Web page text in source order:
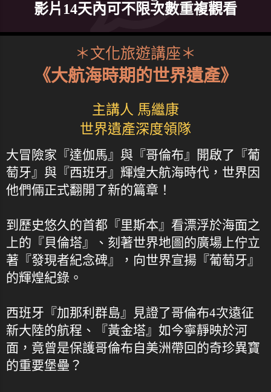
影片14天內可不限次數重複觀看
＊文化旅遊講座＊
《大航海時期的世界遺產》
主講人 馬繼康
世界遺產深度領隊
大冒險家『達伽馬』與『哥倫布』開啟了『葡
萄牙』與『西班牙』輝煌大航海時代，世界因
他們倆正式翻開了新的篇章！
到歷史悠久的首都『里斯本』看漂浮於海面之
上的『貝倫塔』、刻著世界地圖的廣場上佇立
著『發現者紀念碑』，向世界宣揚『葡萄牙』
的輝煌紀錄。
西班牙『加那利群島』見證了哥倫布4次遠征
新大陸的航程、『黃金塔』如今寧靜映於河
面，竟曾是保護哥倫布自美洲帶回的奇珍異寶
的重要堡壘？